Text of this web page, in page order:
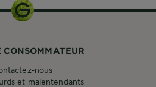
CONSOMMATEUR
nous
et malentendants